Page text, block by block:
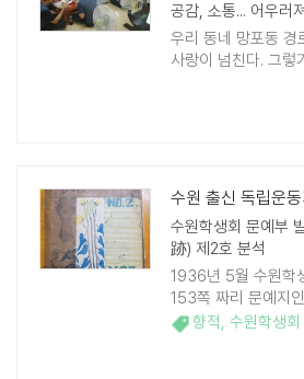
공감, 소통... 어우러
우리 동네 망포동 경
사랑이 넘친다. 그렇
회원 수도 점점 늘
으로 중복 그리고
수원학생회 문예부
跡) 제2호 분석
1936년 5월 수원학
153쪽 짜리 문예지
있다. 소프트커버에
15.5cm, 세로
서 두 권이 발견됐
향적, 수원학생